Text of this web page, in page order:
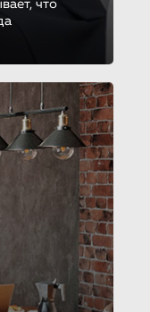
что